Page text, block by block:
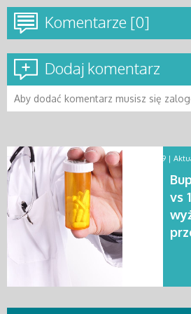
Komentarze [0]
Dodaj komentarz
Aby dodać komentarz musisz się
2025-12-19 |
vs